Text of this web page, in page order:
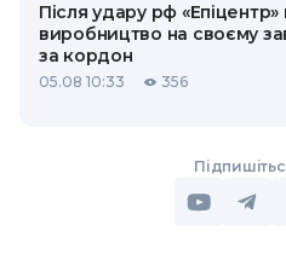
Після удару рф
виробництво на своєму
за кордон
05.08 10:33 356